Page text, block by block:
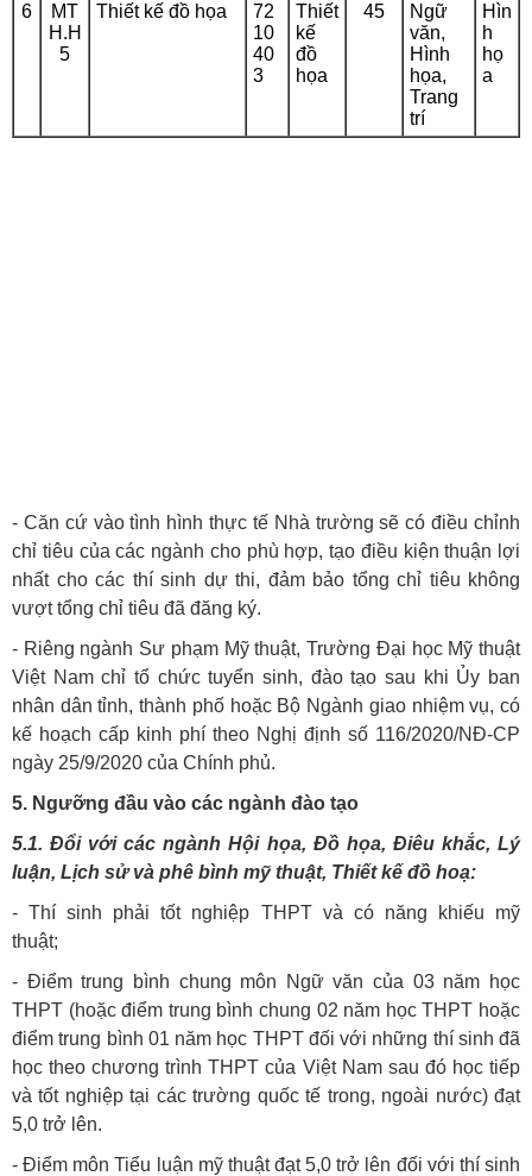
6
MT
H.H
5
Thiết kế đồ họa
72
10
40
3
Thiết
kế
đồ
họa
45
Ngữ
văn,
Hình
họa,
Trang
trí
Hìn
h
họ
a
- Căn cứ vào tình hình thực tế Nhà trường sẽ có điều chỉnh
chỉ tiêu của các ngành cho phù hợp, tạo điều kiện thuận lợi
nhất cho các thí sinh dự thi, đảm bảo tổng chỉ tiêu không
vượt tổng chỉ tiêu đã đăng ký.
- Riêng ngành Sư phạm Mỹ thuật, Trường Đại học Mỹ thuật
Việt Nam chỉ tổ chức tuyển sinh, đào tạo sau khi Ủy ban
nhân dân tỉnh, thành phố hoặc Bộ Ngành giao nhiệm vụ, có
kế hoạch cấp kinh phí theo Nghị định số 116/2020/NĐ-CP
ngày 25/9/2020 của Chính phủ.
5. Ngưỡng đầu vào các ngành đào tạo
5.1. Đổi với các ngành Hội họa, Đồ họa, Điêu khắc, Lý
luận, Lịch sử và phê bình mỹ thuật, Thiết kế đồ hoạ:
- Thí sinh phải tốt nghiệp THPT và có năng khiếu mỹ
thuật;
- Điểm trung bình chung môn Ngữ văn của 03 năm học
THPT (hoặc điểm trung bình chung 02 năm học THPT hoặc
điểm trung bình 01 năm học THPT đối với những thí sinh đã
học theo chương trình THPT của Việt Nam sau đó học tiếp
và tốt nghiệp tại các trường quốc tế trong, ngoài nước) đạt
5,0 trở lên.
- Điểm môn Tiểu luận mỹ thuật đạt 5,0 trở lên đối với thí sinh